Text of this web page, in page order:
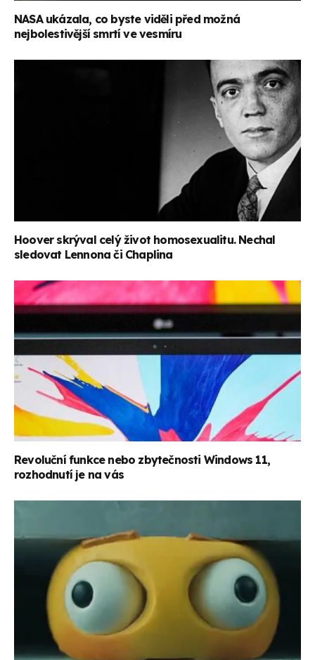
NASA ukázala, co byste viděli před možná
nejbolestivější smrtí ve vesmíru
Hoover skrýval celý život homosexualitu. Nechal
sledovat Lennona či Chaplina
Revoluční funkce nebo zbytečnosti Windows 11,
rozhodnutí je na vás